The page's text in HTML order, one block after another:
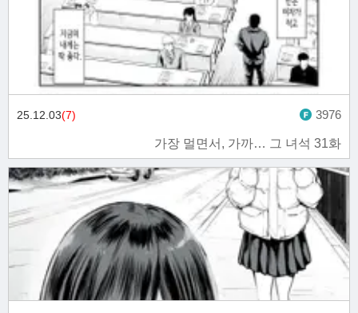
가장 멀면서, 가까… 그 녀석 31화
25.12.03(7) 3976